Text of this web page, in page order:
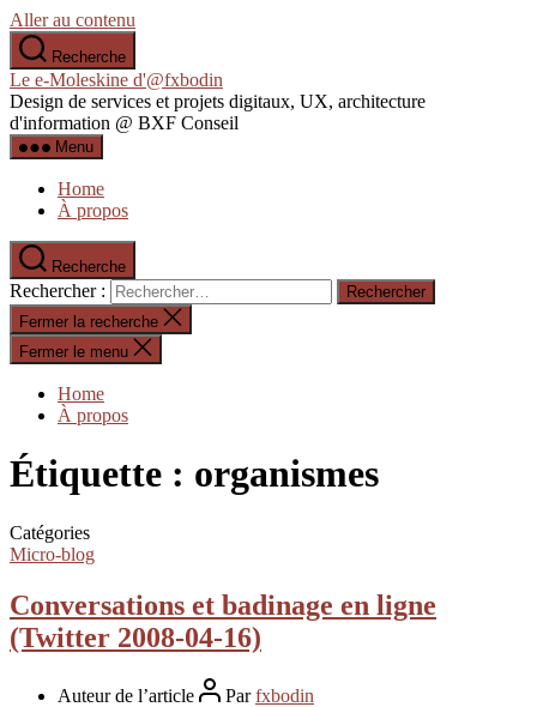
Aller au contenu
Recherche
Le e-Moleskine d'@fxbodin
Design de services et projets digitaux, UX, architecture
d'information @ BXF Conseil
Menu
Home
À propos
Recherche
Rechercher :
Fermer la recherche
Fermer le menu
Home
À propos
Étiquette : organismes
Catégories
Micro-blog
Conversations et badinage en ligne
(Twitter 2008-04-16)
Auteur de l’article Parfxbodin